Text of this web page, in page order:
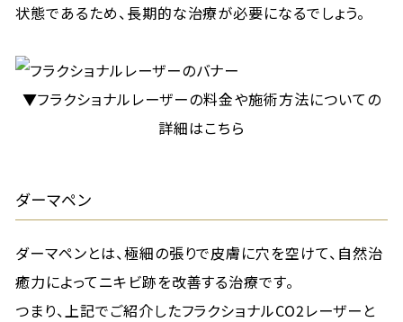
状態であるため、長期的な治療が必要になるでしょう。
▼フラクショナルレーザーの料金や施術方法についての
詳細はこちら
ダーマペン
ダーマペンとは、極細の張りで皮膚に穴を空けて、自然治
癒力によってニキビ跡を改善する治療です。
つまり、上記でご紹介したフラクショナルCO2レーザーと